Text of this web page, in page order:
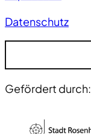
Datenschutz
h
Gefördert durch: